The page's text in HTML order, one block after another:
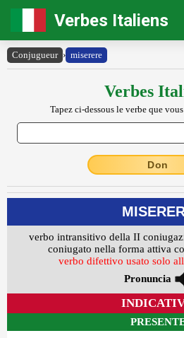
Verbes Italiens
Conjugueur › miserere
Verbes
Tapez ci-dessous le verbe que
Don
verbo intransitivo della II
coniugato nella forma attiva
verbo difettivo usato solo
Pronuncia